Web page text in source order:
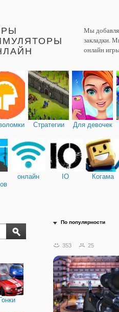
Мы
закладки.
онлайн
Стратегии Для девочек
онлайн IO Когама
По популярности
353 25